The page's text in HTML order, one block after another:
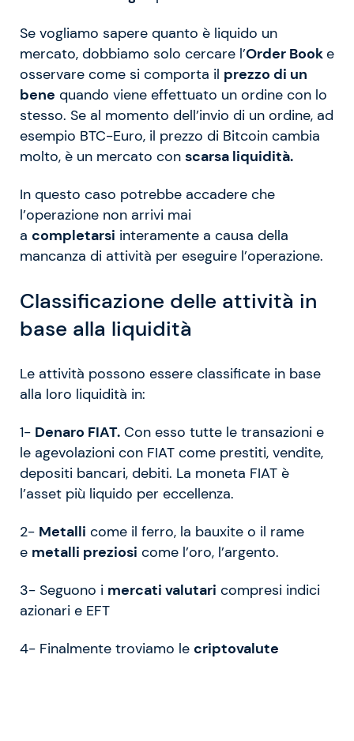
Se vogliamo sapere quanto è liquido un
mercato, dobbiamo solo cercare l’Order Booke
osservare come si comporta il prezzo di un
bene quando viene effettuato un ordine con lo
stesso. Se al momento dell’invio di un ordine, ad
esempio BTC-Euro, il prezzo di Bitcoin cambia
molto, è un mercato con scarsa liquidità.
In questo caso potrebbe accadere che
l’operazione non arrivi mai
a completarsi interamente a causa della
mancanza di attività per eseguire l’operazione.
Classificazione delle attività in
base alla liquidità
Le attività possono essere classificate in base
alla loro liquidità in:
1- Denaro FIAT. Con esso tutte le transazioni e
le agevolazioni con FIAT come prestiti, vendite,
depositi bancari, debiti. La moneta FIAT è
l’asset più liquido per eccellenza.
2- Metalli come il ferro, la bauxite o il rame
e metalli preziosi come l’oro, l’argento.
3- Seguono i mercati valutari compresi indici
azionari e EFT
4- Finalmente troviamo le criptovalute